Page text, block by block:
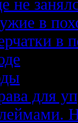
не
в
в
для